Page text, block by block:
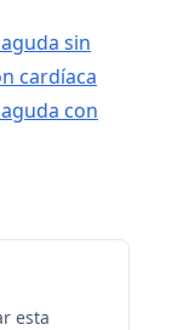
sin
cardíaca
con
esta